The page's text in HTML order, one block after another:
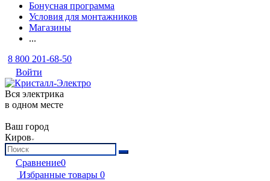
Бонусная программа
Условия для монтажников
Магазины
...
8 800 201-68-50
Войти
Вся электрика
в одном месте
Ваш город
Киров
Сравнение0
Избранные товары 0